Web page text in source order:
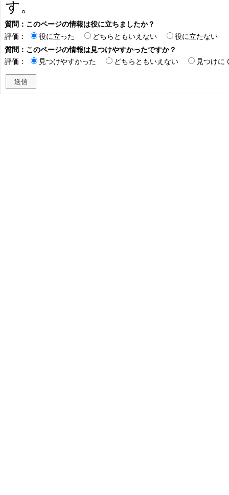
す。
質問：このページの情報は役に立ちましたか？
評価：
役に立った どちらともいえない
役に立たない
質問：このページの情報は見つけやすかったですか？
評価：
見つけやすかった どちらともいえない 見つけに